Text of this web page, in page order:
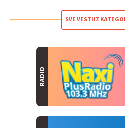
SVE VESTI IZ
RADIO